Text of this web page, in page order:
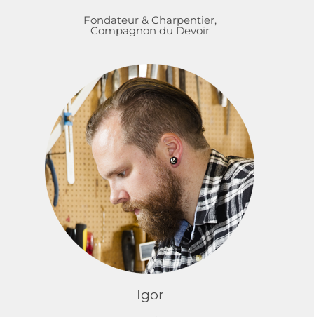
Fondateur & Charpentier,
Compagnon du Devoir
Igor